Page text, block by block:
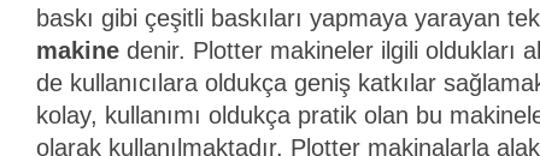
baskı gibi çeşitli baskıları yapmaya yarayan
makine denir. Plotter makineler ilgili oldukları
de kullanıcılara oldukça geniş katkılar
kolay, kullanımı oldukça pratik olan bu
olarak kullanılmaktadır. Plotter makinalarla